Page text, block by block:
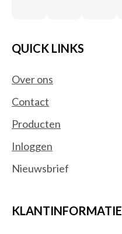
QUICK LINKS
Over ons
Contact
Producten
Inloggen
Nieuwsbrief
KLANTINFORMATIE